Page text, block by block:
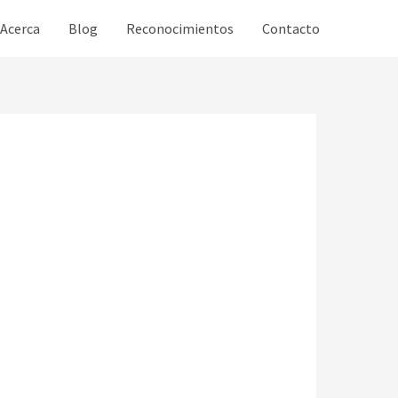
Acerca Blog Reconocimientos Contacto